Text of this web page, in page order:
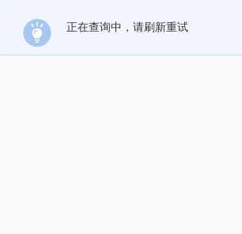
正在查询中，请刷新重试